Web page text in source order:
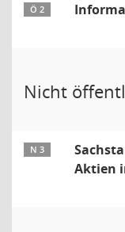
Ö 2
Nicht
N 3
Aktien